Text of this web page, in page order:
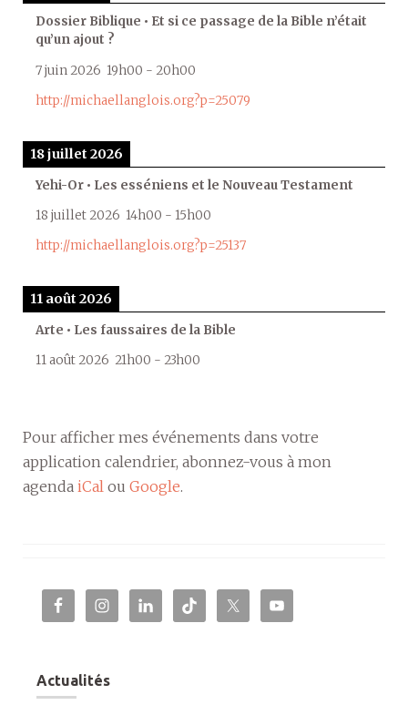
Dossier Biblique • Et si ce passage de la Bible n’était
qu’un ajout ?
7 juin 2026 19h00 - 20h00
http://michaellanglois.org?p=25079
18 juillet 2026
Yehi-Or • Les esséniens et le Nouveau Testament
18 juillet 2026 14h00 - 15h00
http://michaellanglois.org?p=25137
11 août 2026
Arte • Les faussaires de la Bible
11 août 2026 21h00 - 23h00
Pour afficher mes événements dans votre
application calendrier, abonnez-vous à mon
agenda iCal ou Google.
Actualités